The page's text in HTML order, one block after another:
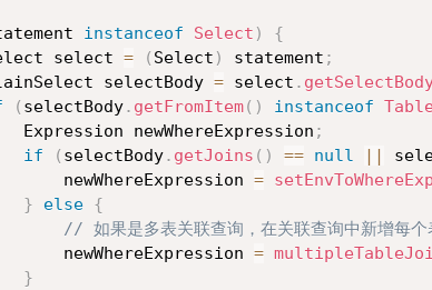
instanceof Select )
{
select
= ( Select ) statement ;
selectBody
= select .
( selectBody. getFromItem( ) instanceof
Expression newWhereExpression
;
if
( selectBody. getJoins ( ) == null
newWhereExpression
=
}
else {
// 如果是多表关联查询，在关联查询中新增每个
newWhereExpression
=
}